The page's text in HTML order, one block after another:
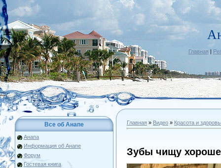
Главная|
Все об Анапе
Анапа
Информация об Анапе
Форум
Гостевая книга
Главная » Видео » Красота и
Зубы чищу